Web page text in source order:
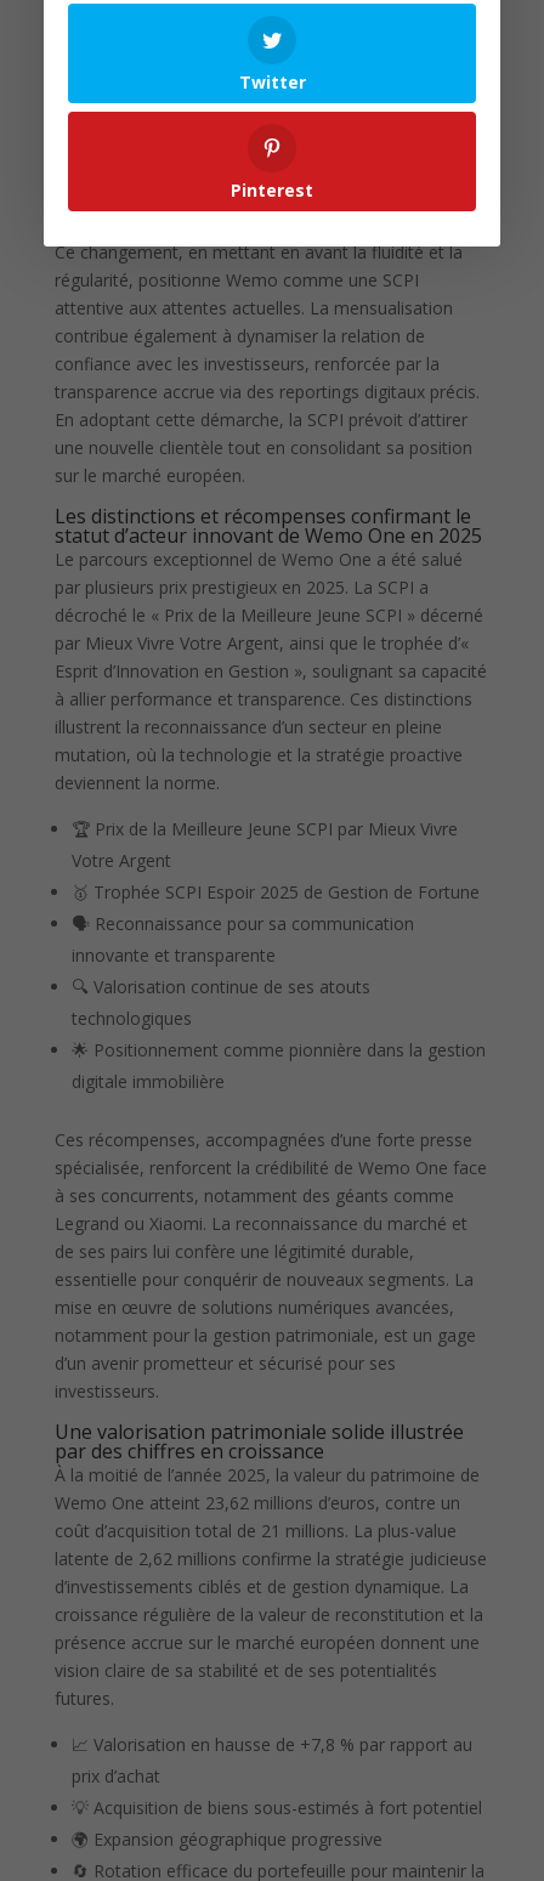
💼 Réponse aux besoins de ceux utilisant le crédit
🔄 Paie plus régulière et prévisible, renforçant la
💡 Attente d’une meilleure attraction pour un public
Ce changement, en mettant en avant la fluidité et la
régularité, positionne Wemo comme une SCPI
attentive aux attentes actuelles. La mensualisation
contribue également à dynamiser la relation de
confiance avec les investisseurs, renforcée par la
transparence accrue via des reportings digitaux précis.
En adoptant cette démarche, la SCPI prévoit d’attirer
une nouvelle clientèle tout en consolidant sa position
sur le marché européen.
Les distinctions et récompenses confirmant le
statut d’acteur innovant de Wemo One en 2025
Le parcours exceptionnel de Wemo One a été salué
par plusieurs prix prestigieux en 2025. La SCPI a
décroché le « Prix de la Meilleure Jeune SCPI » décerné
par Mieux Vivre Votre Argent, ainsi que le trophée d’«
Esprit d’Innovation en Gestion », soulignant sa capacité
à allier performance et transparence. Ces distinctions
illustrent la reconnaissance d’un secteur en pleine
mutation, où la technologie et la stratégie proactive
deviennent la norme.
🏆 Prix de la Meilleure Jeune SCPI par Mieux Vivre
Votre Argent
🥇 Trophée SCPI Espoir 2025 de Gestion de Fortune
🗣️ Reconnaissance pour sa communication
innovante et transparente
🔍 Valorisation continue de ses atouts
technologiques
🌟 Positionnement comme pionnière dans la gestion
digitale immobilière
Ces récompenses, accompagnées d’une forte presse
spécialisée, renforcent la crédibilité de Wemo One face
à ses concurrents, notamment des géants comme
Legrand ou Xiaomi. La reconnaissance du marché et
de ses pairs lui confère une légitimité durable,
essentielle pour conquérir de nouveaux segments. La
mise en œuvre de solutions numériques avancées,
notamment pour la gestion patrimoniale, est un gage
d’un avenir prometteur et sécurisé pour ses
investisseurs.
Une valorisation patrimoniale solide illustrée
par des chiffres en croissance
À la moitié de l’année 2025, la valeur du patrimoine de
Wemo One atteint 23,62 millions d’euros, contre un
coût d’acquisition total de 21 millions. La plus-value
latente de 2,62 millions confirme la stratégie judicieuse
d’investissements ciblés et de gestion dynamique. La
croissance régulière de la valeur de reconstitution et la
présence accrue sur le marché européen donnent une
vision claire de sa stabilité et de ses potentialités
futures.
📈 Valorisation en hausse de +7,8 % par rapport au
prix d’achat
💡 Acquisition de biens sous-estimés à fort potentiel
🌍 Expansion géographique progressive
🔄 Rotation efficace du portefeuille pour maintenir la
Twitter
Pinterest